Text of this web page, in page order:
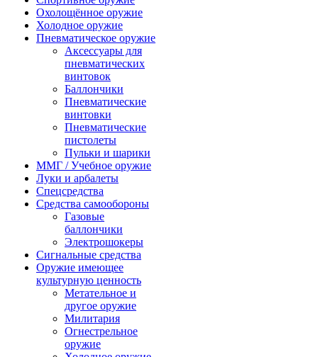
Охолощённое оружие
Холодное оружие
Пневматическое оружие
Аксессуары для
пневматических
винтовок
Баллончики
Пневматические
винтовки
Пневматические
пистолеты
Пульки и шарики
ММГ / Учебное оружие
Луки и арбалеты
Спецсредства
Средства самообороны
Газовые
баллончики
Электрошокеры
Сигнальные средства
Оружие имеющее
культурную ценность
Метательное и
другое оружие
Милитария
Огнестрельное
оружие